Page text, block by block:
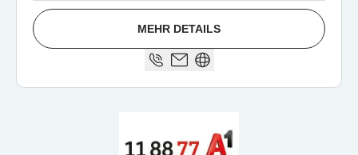
MEHR DETAILS